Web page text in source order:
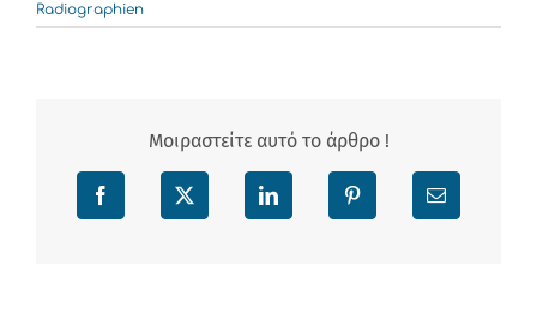
Radiographien
Μοιραστείτε αυτό το άρθρο !
Facebook X LinkedIn Pinterest Email